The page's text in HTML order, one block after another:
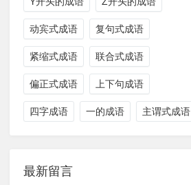
动宾式成语 复句式成语
紧缩式成语 联合式成语
偏正式成语 上下句成语
四字成语 一的成语 主谓式成语
最新留言